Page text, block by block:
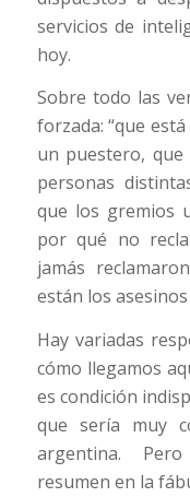
servicios de
hoy.
Sobre todo las
forzada: “que
un puestero,
personas
que los gremios
por qué no
jamás
están los
Hay variadas
cómo llegamos
es condición
que sería muy
argentina.
resumen en la